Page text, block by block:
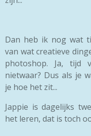
Dan heb ik nog wat
van wat creatieve
photoshop. Ja, tijd
nietwaar? Dus als je
je hoe het zit...
Jappie is dagelijks
het leren, dat is toch